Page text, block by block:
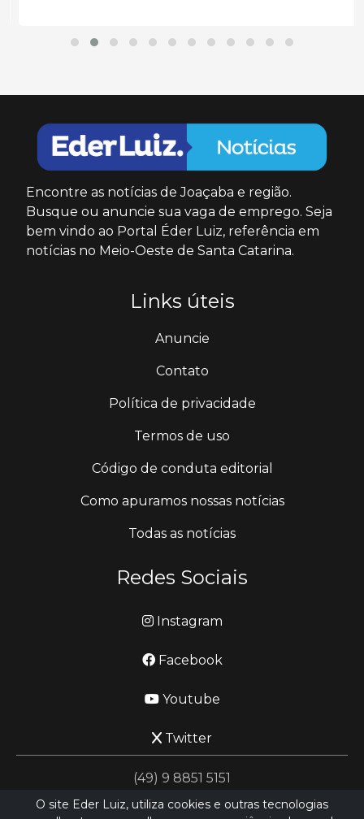
Encontre as notícias de Joaçaba e região.
Busque ou anuncie sua vaga de emprego. Seja
bem vindo ao Portal Éder Luiz, referência em
notícias no Meio-Oeste de Santa Catarina.
Links úteis
Anuncie
Contato
Política de privacidade
Termos de uso
Código de conduta editorial
Como apuramos nossas notícias
Todas as notícias
Redes Sociais
Instagram
Facebook
Youtube
Twitter
(49) 9 8851 5151
O site Eder Luiz, utiliza cookies e outras tecnologias